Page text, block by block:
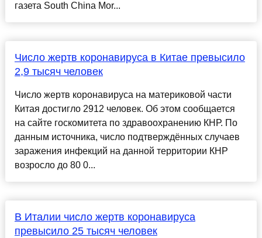
газета South China Mor...
Число жертв коронавируса в Китае превысило
2,9 тысяч человек
Число жертв коронавируса на материковой части
Китая достигло 2912 человек. Об этом сообщается
на сайте госкомитета по здравоохранению КНР. По
данным источника, число подтверждённых случаев
заражения инфекций на данной территории КНР
возросло до 80 0...
В Италии число жертв коронавируса
превысило 25 тысяч человек